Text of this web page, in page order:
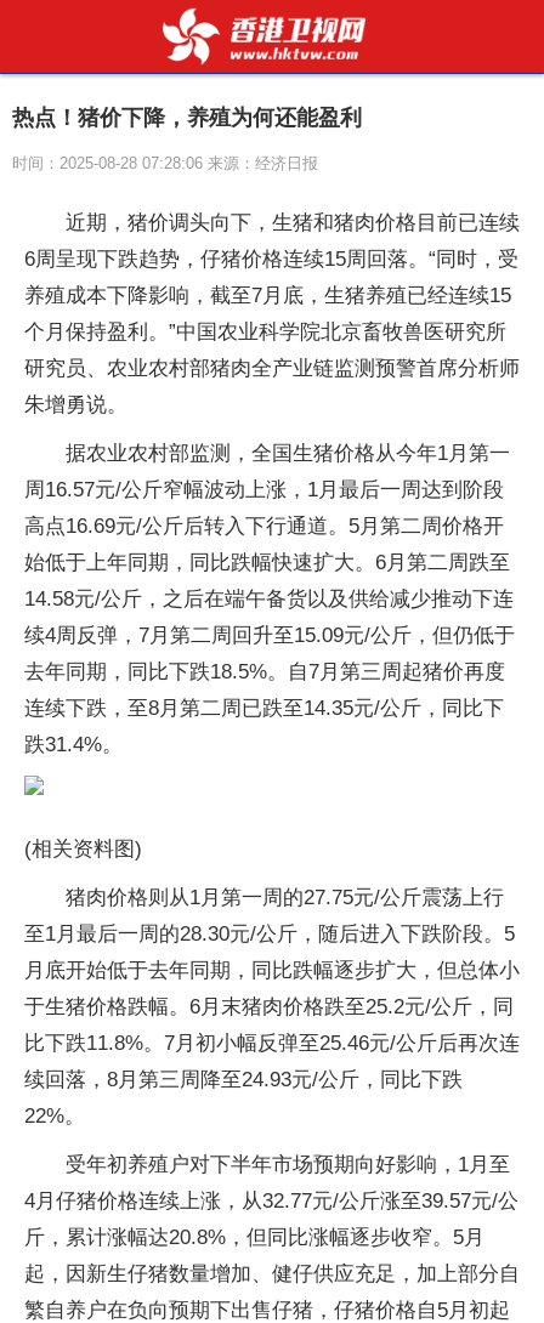
热点！猪价下降，养殖为何还能盈利
时间：2025-08-28 07:28:06 来源：经济日报
近期，猪价调头向下，生猪和猪肉价格目前已连续
6周呈现下跌趋势，仔猪价格连续15周回落。“同时，受
养殖成本下降影响，截至7月底，生猪养殖已经连续15
个月保持盈利。”中国农业科学院北京畜牧兽医研究所
研究员、农业农村部猪肉全产业链监测预警首席分析师
朱增勇说。
据农业农村部监测，全国生猪价格从今年1月第一
周16.57元/公斤窄幅波动上涨，1月最后一周达到阶段
高点16.69元/公斤后转入下行通道。5月第二周价格开
始低于上年同期，同比跌幅快速扩大。6月第二周跌至
14.58元/公斤，之后在端午备货以及供给减少推动下连
续4周反弹，7月第二周回升至15.09元/公斤，但仍低于
去年同期，同比下跌18.5%。自7月第三周起猪价再度
连续下跌，至8月第二周已跌至14.35元/公斤，同比下
跌31.4%。
(相关资料图)
猪肉价格则从1月第一周的27.75元/公斤震荡上行
至1月最后一周的28.30元/公斤，随后进入下跌阶段。5
月底开始低于去年同期，同比跌幅逐步扩大，但总体小
于生猪价格跌幅。6月末猪肉价格跌至25.2元/公斤，同
比下跌11.8%。7月初小幅反弹至25.46元/公斤后再次连
续回落，8月第三周降至24.93元/公斤，同比下跌
22%。
受年初养殖户对下半年市场预期向好影响，1月至
4月仔猪价格连续上涨，从32.77元/公斤涨至39.57元/公
斤，累计涨幅达20.8%，但同比涨幅逐步收窄。5月
起，因新生仔猪数量增加、健仔供应充足，加上部分自
繁自养户在负向预期下出售仔猪，仔猪价格自5月初起